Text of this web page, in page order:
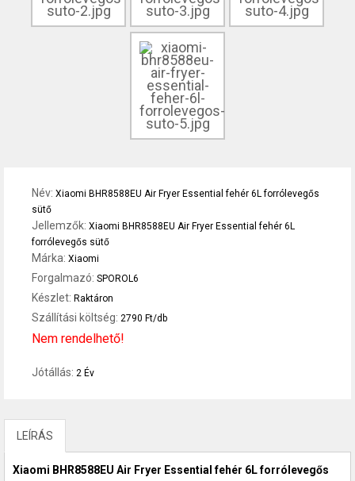
Név: Xiaomi BHR8588EU Air Fryer Essential fehér 6L forrólevegős
sütő
Jellemzők: Xiaomi BHR8588EU Air Fryer Essential fehér 6L
forrólevegős sütő
Márka: Xiaomi
Forgalmazó: SPOROL6
Készlet: Raktáron
Szállítási költség: 2790 Ft/db
Nem rendelhető!
Jótállás: 2 Év
LEÍRÁS
Xiaomi BHR8588EU Air Fryer Essential fehér 6L forrólevegős